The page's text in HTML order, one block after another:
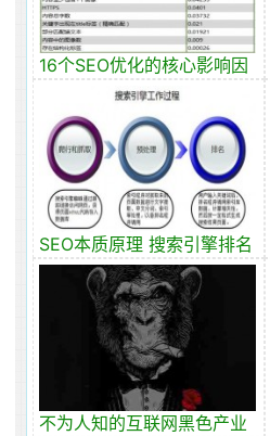
16个SEO优化的核心影响因
SEO本质原理 搜索引擎排名
原理
不为人知的互联网黑色产业